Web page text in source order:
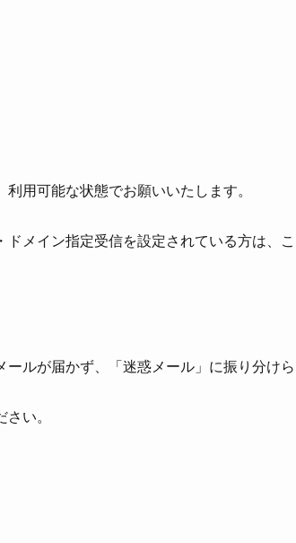
用可能な状態でお願いいたします。
メイン指定受信を設定されている方は、こ
ルが届かず、「迷惑メール」に振り分けら
い。